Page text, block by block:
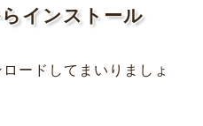
インストール
ードしてまいりましょ